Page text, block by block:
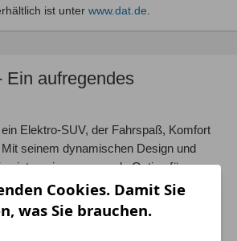
ist unter www.dat.de
Ein aufregendes
Elektro-SUV, der Fahrspaß, Komfort
seinem dynamischen Design und
ist er eine spannende Option für
Der MG Marvel R überzeugt nicht
sondern auch mit seinem geräumigen
von Sicherheitsfeatures.
Cookies. Damit Sie
was Sie brauchen.